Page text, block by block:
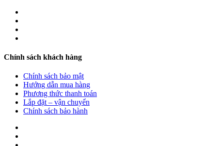
Chính sách khách hàng
Chính sách bảo mật
Hướng dẫn mua hàng
Phương thức thanh toán
Lắp đặt – vận chuyển
Chính sách bảo hành